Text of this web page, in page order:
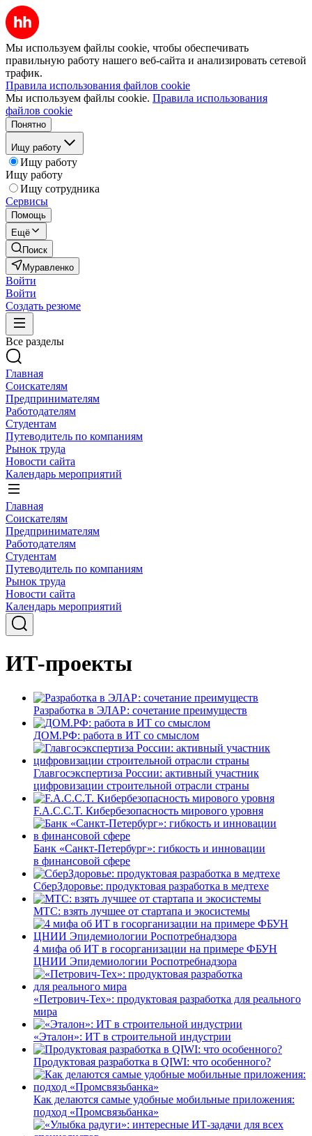
Мы используем файлы cookie, чтобы обеспечивать
правильную работу нашего веб-сайта и анализировать сетевой
трафик.
Правила использования файлов cookie
Мы используем файлы cookie. Правила использования
файлов cookie
Понятно
Ищу работу
Ищу работу
Ищу работу
Ищу сотрудника
Сервисы
Помощь
Ещё
Поиск
Муравленко
Войти
Войти
Создать резюме
Все разделы
Главная
Соискателям
Предпринимателям
Работодателям
Студентам
Путеводитель по компаниям
Рынок труда
Новости сайта
Календарь мероприятий
Главная
Соискателям
Предпринимателям
Работодателям
Студентам
Путеводитель по компаниям
Рынок труда
Новости сайта
Календарь мероприятий
ИТ-проекты
Разработка в ЭЛАР: сочетание преимуществ
ДОМ.РФ: работа в ИТ со смыслом
Главгосэкспертиза России: активный участник
цифровизации строительной отрасли страны
F.A.C.C.T. Кибербезопасность мирового уровня
Банк «Санкт-Петербург»: гибкость и инновации
в финансовой сфере
СберЗдоровье: продуктовая разработка в медтехе
МТС: взять лучшее от стартапа и экосистемы
4 мифа об ИТ в госорганизации на примере ФБУН
ЦНИИ Эпидемиологии Роспотребнадзора
«Петрович-Тех»: продуктовая разработка для реального
мира
«Эталон»: ИТ в строительной индустрии
Продуктовая разработка в QIWI: что особенного?
Как делаются самые удобные мобильные приложения:
подход «Промсвязьбанка»